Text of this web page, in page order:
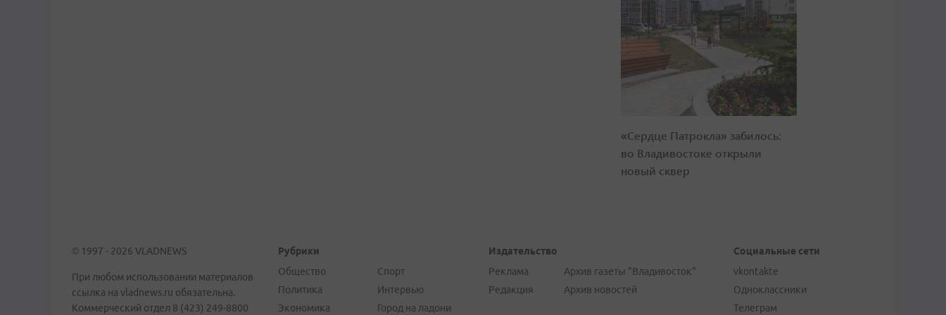
«Сердце Патрокла» забилось:
во Владивостоке открыли
новый сквер
© 1997 - 2026 VLADNEWS
При любом использовании материалов
ссылка на vladnews.ru обязательна.
Коммерческий отдел 8 (423) 249-8800
Рубрики
Общество
Политика
Экономика
Спорт
Интервью
Город на ладони
Издательство
Реклама
Редакция
Архив газеты "Владивосток"
Архив новостей
Социальные сети
vkontakte
Одноклассники
Телеграм